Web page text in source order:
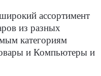
ассортимент
из разных
категориям
и Компьютеры и